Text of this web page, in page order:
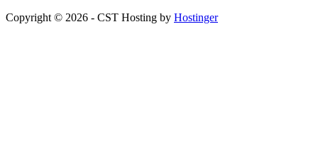
Copyright © 2026 - CST Hosting by Hostinger